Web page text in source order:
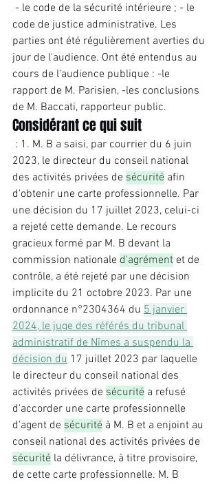
code de justice administrative. Les
parties ont été régulièrement averties du
jour de l'audience. Ont été entendus au
cours de l'audience publique : -le
rapport de M. Parisien, -les conclusions
de M. Baccati, rapporteur public.
Considérant ce qui suit
: 1. M. B a saisi, par courrier du 6 juin
2023, le directeur du conseil national
des activités privées de sécurité afin
d'obtenir une carte professionnelle. Par
une décision du 17 juillet 2023, celui-ci
a rejeté cette demande. Le recours
gracieux formé par M. B devant la
commission nationale d'agrément et de
contrôle, a été rejeté par une décision
implicite du 21 octobre 2023. Par une
ordonnance n°2304364 du 5 janvier
2024, le juge des référés du tribunal
administratif de Nîmes a suspendu la
décision du 17 juillet 2023 par laquelle
le directeur du conseil national des
activités privées de sécurité a refusé
d'accorder une carte professionnelle
d'agent de sécurité à M. B et a enjoint au
conseil national des activités privées de
sécurité la délivrance, à titre provisoire,
de cette carte professionnelle. M. B